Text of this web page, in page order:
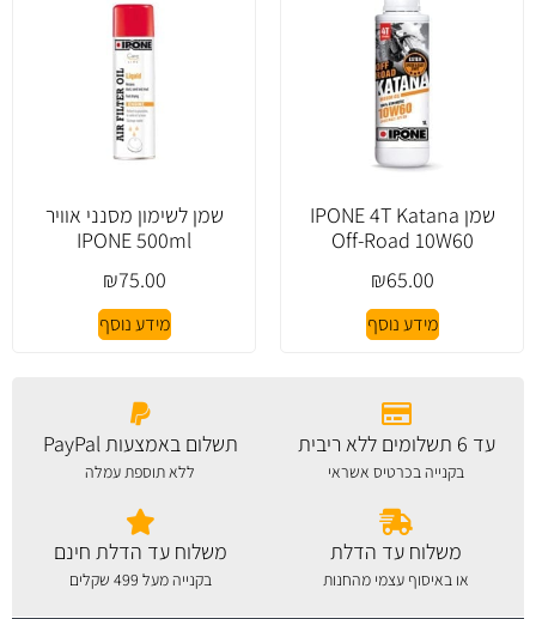
שמן IPONE 4T Katana
Off-Road 10W60
₪65.00
מידע נוסף
שמן לשימון מסנני אוויר
IPONE 500ml
₪75.00
מידע נוסף
עד 6 תשלומים ללא ריבית
בקנייה בכרטיס אשראי
תשלום באמצעות PayPal
ללא תוספת עמלה
משלוח עד הדלת
או באיסוף עצמי מהחנות
משלוח עד הדלת חינם
בקנייה מעל 499 שקלים